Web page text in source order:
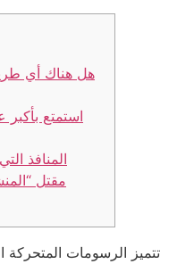
هل هناك أي
استمتع بأكبر
المنافذ
مقتل
تتميز الرسومات المتحركة